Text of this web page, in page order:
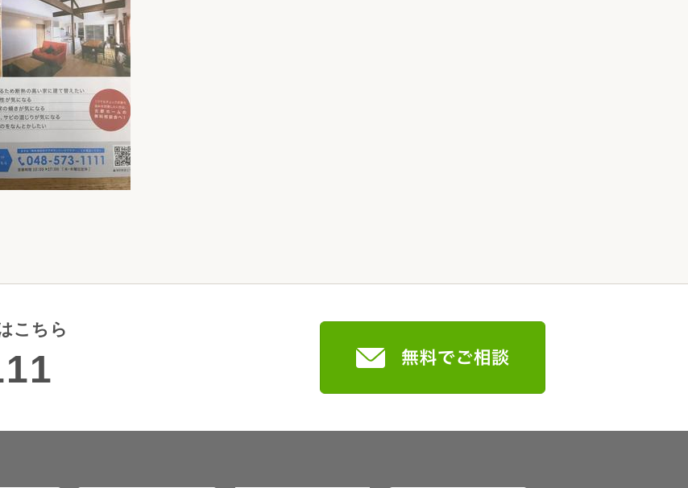
こちら